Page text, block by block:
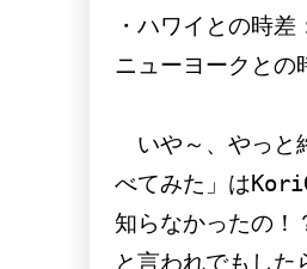
・ハワイとの時差
ニューヨークとの
いや～、やっと
べてみた」は
知らなかったの！
と言われでもし